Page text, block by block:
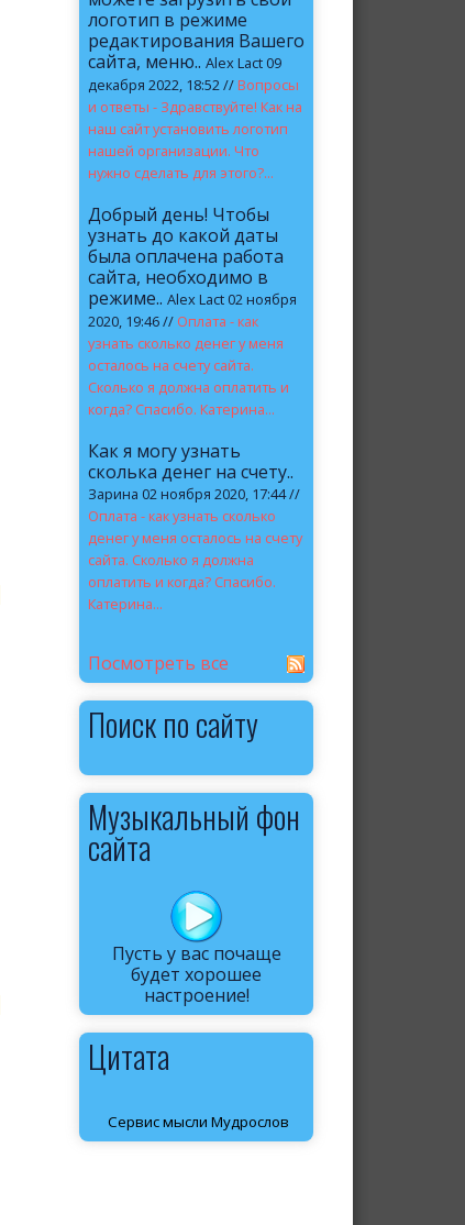
логотип в режиме
редактирования Вашего
сайта, меню.. Alex Lact 09
декабря 2022, 18:52 // Вопросы
и ответы - Здравствуйте! Как на
наш сайт установить логотип
нашей организации. Что
нужно сделать для этого?...
Добрый день! Чтобы
узнать до какой даты
была оплачена работа
сайта, необходимо в
режиме.. Alex Lact 02 ноября
2020, 19:46 // Оплата - как
узнать сколько денег у меня
осталось на счету сайта.
Сколько я должна оплатить и
когда? Спасибо. Катерина...
Как я могу узнать
сколька денег на счету..
Зарина 02 ноября 2020, 17:44 //
Оплата - как узнать сколько
денег у меня осталось на счету
сайта. Сколько я должна
оплатить и когда? Спасибо.
Катерина...
Посмотреть все
Поиск по сайту
Музыкальный фон
сайта
Пусть у вас почаще
будет хорошее
настроение!
Цитата
Сервис мысли Мудрослов